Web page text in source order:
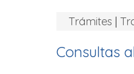
Trámites |
Consultas